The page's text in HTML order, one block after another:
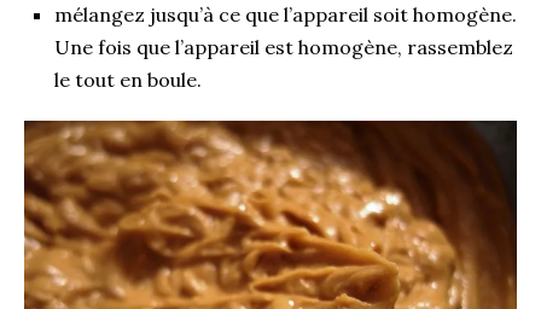
mélangez jusqu’à ce que l’appareil soit homogène.
Une fois que l’appareil est homogène, rassemblez
le tout en boule.